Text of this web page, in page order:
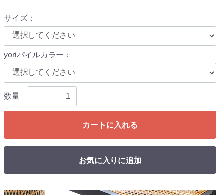
サイズ ：
yoriパイルカラー ：
数量
カートに入れる
お気に入りに追加